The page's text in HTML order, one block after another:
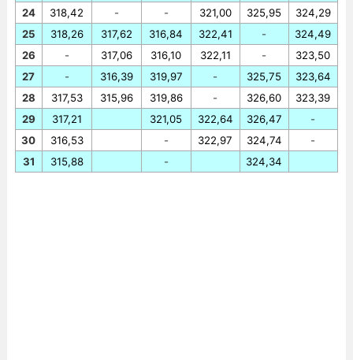
24
25
26
27
28
29
30
31
318,42
318,26
-
-
317,53
317,21
316,53
315,88
-
317,62
317,06
316,39
315,96
-
316,84
316,10
319,97
319,86
321,05
-
-
321,00
322,41
322,11
-
-
322,64
322,97
325,95
-
-
325,75
326,60
326,47
324,74
324,34
324,29
324,49
323,50
323,64
323,39
-
-